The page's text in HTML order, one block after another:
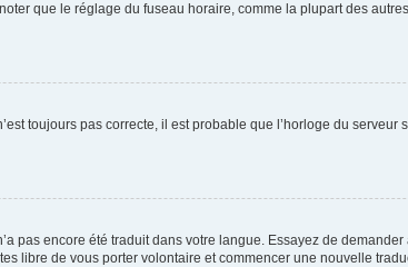
que le réglage du fuseau horaire, comme la plupart des
toujours pas correcte, il est probable que l’horloge du
pas encore été traduit dans votre langue. Essayez de
libre de vous porter volontaire et commencer une nouvelle